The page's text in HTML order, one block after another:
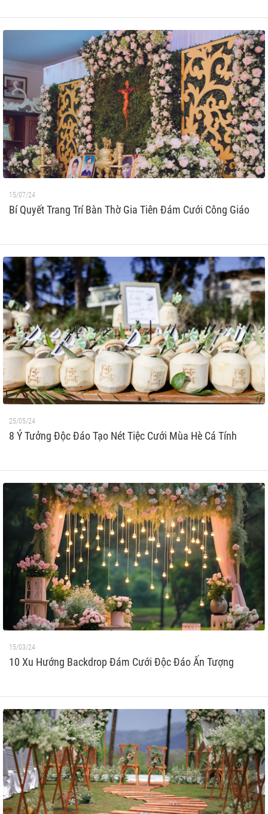
15/07/24
Bí Quyết Trang Trí Bàn Thờ Gia Tiên Đám Cưới Công Giáo
25/05/24
8 Ý Tưởng Độc Đáo Tạo Nét Tiệc Cưới Mùa Hè Cá Tính
15/03/24
10 Xu Hướng Backdrop Đám Cưới Độc Đáo Ấn Tượng